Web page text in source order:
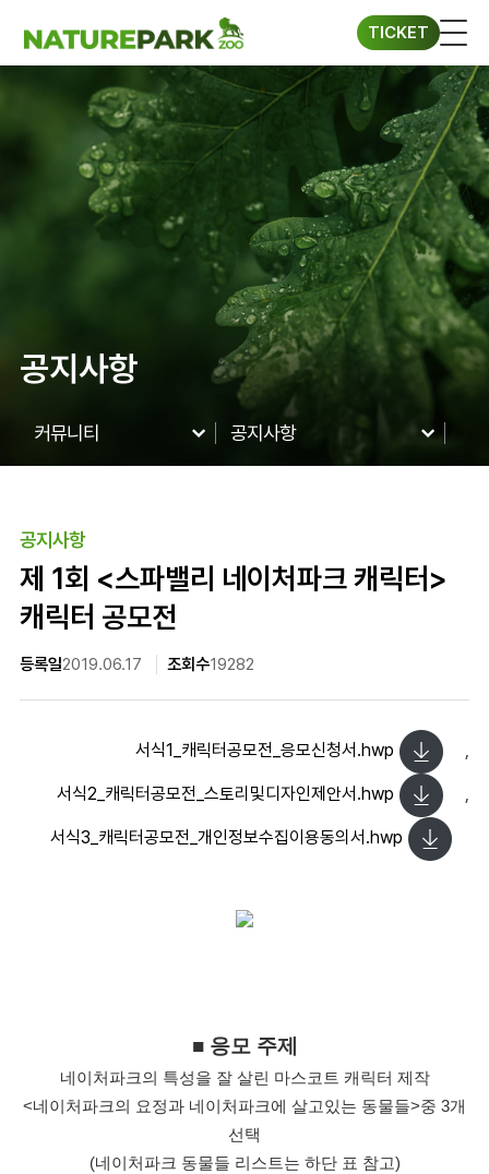
TICKET 단체프로그램
네이처파크 이야기
시설안내
이용정보
이용요금&시간
오시는길
네이처 동·식물
동물탐구
식물탐구
이벤트&혜택
이벤트
혜택
커뮤니티
TICKET
공지사항
커뮤니티
네이처파크
네이처 동·식물
이벤트&혜택
커뮤니티
공지사항
공지사항
공지사항
제 1회 <스파밸리 네이처파크 캐릭터>
캐릭터 공모전
등록일2019.06.17 조회수19282
서식1_캐릭터공모전_응모신청서.hwp ,
서식2_캐릭터공모전_스토리및디자인제안서.hwp ,
서식3_캐릭터공모전_개인정보수집이용동의서.hwp
■ 응모 주제
네이처파크의 특성을 잘 살린 마스코트 캐릭터 제작
<네이처파크의 요정과 네이처파크에 살고있는 동물들>중 3개
선택
(네이처파크 동물들 리스트는 하단 표 참고)